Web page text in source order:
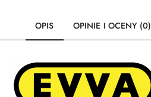
OPIS OPINIE I OCENY (0)